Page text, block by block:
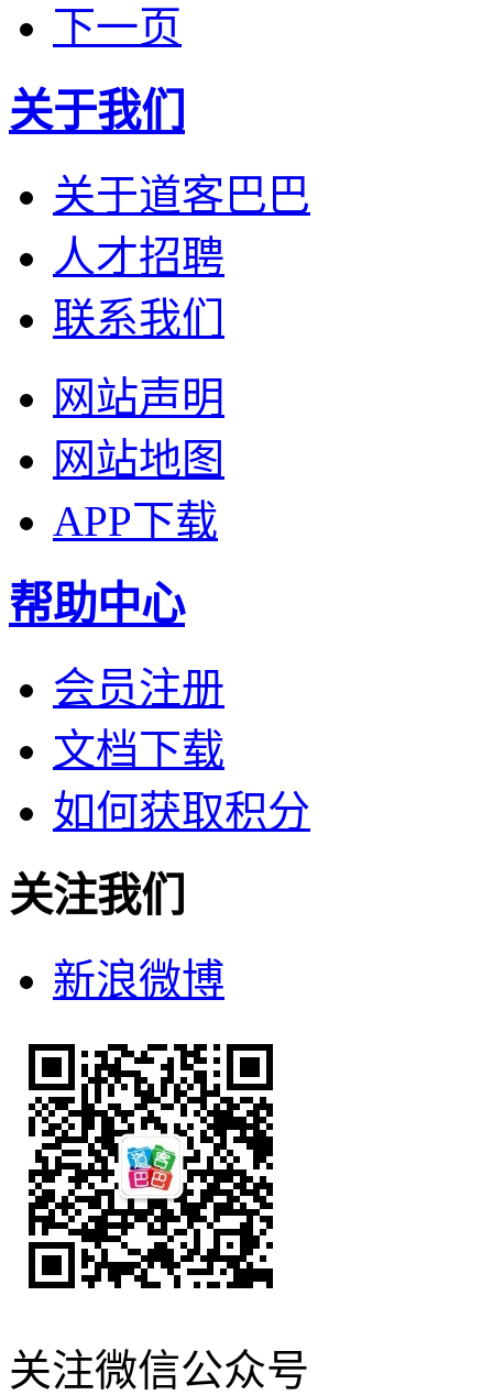
下一页
关于我们
关于道客巴巴
人才招聘
联系我们
网站声明
网站地图
APP下载
帮助中心
会员注册
文档下载
如何获取积分
关注我们
新浪微博
关注微信公众号